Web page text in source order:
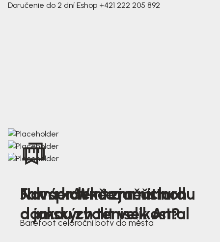
Doručenie do 2 dní Eshop +421 222 205 892
Nová kolekce jarních
dámských tenisek Antal
Jak správně změřit nohu
a jakou zvolit velikost?
Farmer Winter mustard
Barefoot celoroční boty do města